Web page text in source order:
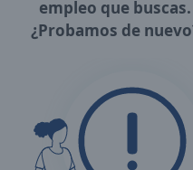
empleo que buscas.
¿Probamos de